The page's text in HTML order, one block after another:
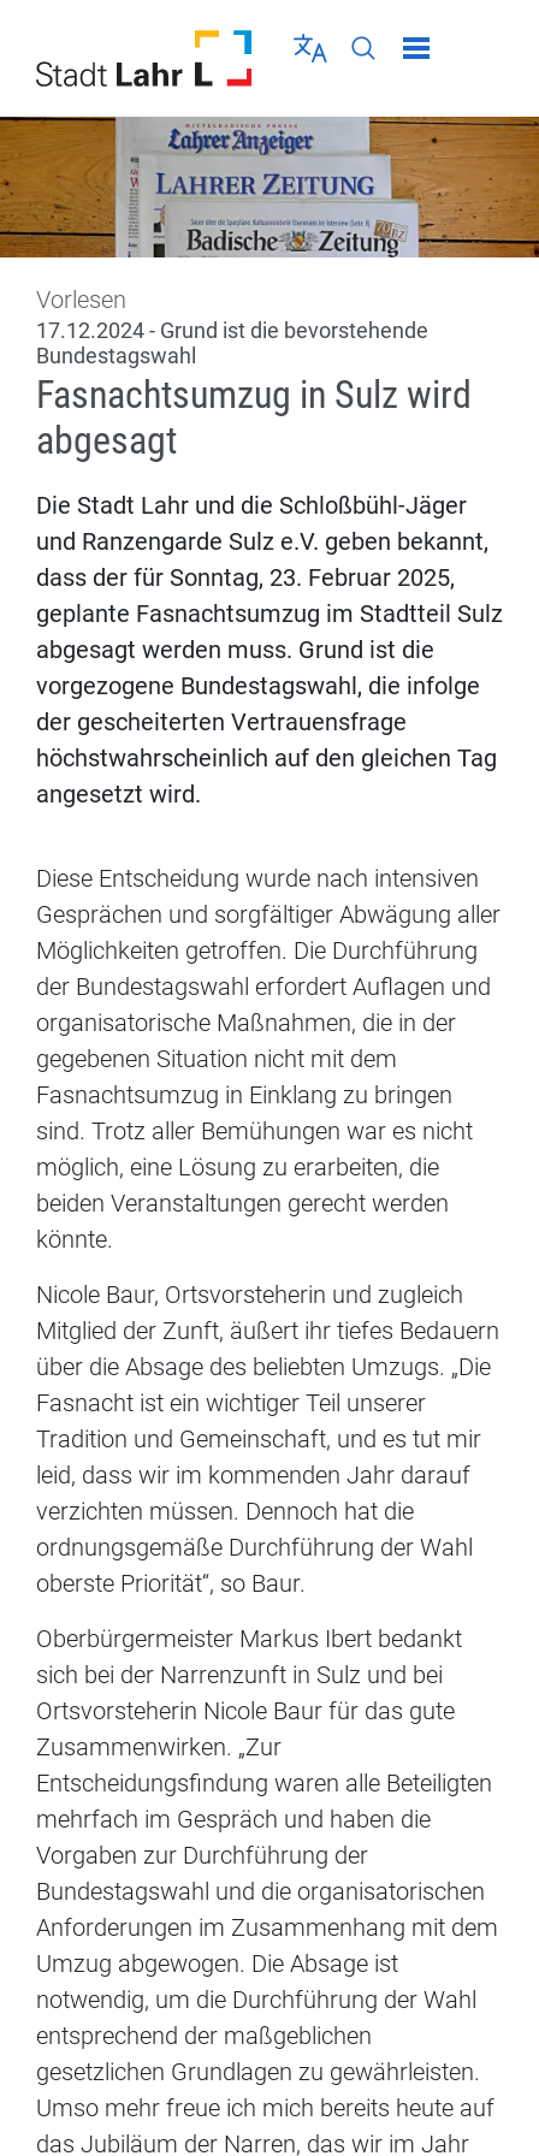
Sprache wählen
Seiten-Suche
Menü schließen
Vorlesen
17.12.2024 - Grund ist die bevorstehende
Bundestagswahl
Fasnachtsumzug in Sulz wird
abgesagt
Die Stadt Lahr und die Schloßbühl-Jäger
und Ranzengarde Sulz e.V. geben bekannt,
dass der für Sonntag, 23. Februar 2025,
geplante Fasnachtsumzug im Stadtteil Sulz
abgesagt werden muss. Grund ist die
vorgezogene Bundestagswahl, die infolge
der gescheiterten Vertrauensfrage
höchstwahrscheinlich auf den gleichen Tag
angesetzt wird.
Diese Entscheidung wurde nach intensiven
Gesprächen und sorgfältiger Abwägung aller
Möglichkeiten getroffen. Die Durchführung
der Bundestagswahl erfordert Auflagen und
organisatorische Maßnahmen, die in der
gegebenen Situation nicht mit dem
Fasnachtsumzug in Einklang zu bringen
sind. Trotz aller Bemühungen war es nicht
möglich, eine Lösung zu erarbeiten, die
beiden Veranstaltungen gerecht werden
könnte.
Nicole Baur, Ortsvorsteherin und zugleich
Mitglied der Zunft, äußert ihr tiefes Bedauern
über die Absage des beliebten Umzugs. „Die
Fasnacht ist ein wichtiger Teil unserer
Tradition und Gemeinschaft, und es tut mir
leid, dass wir im kommenden Jahr darauf
verzichten müssen. Dennoch hat die
ordnungsgemäße Durchführung der Wahl
oberste Priorität“, so Baur.
Oberbürgermeister Markus Ibert bedankt
sich bei der Narrenzunft in Sulz und bei
Ortsvorsteherin Nicole Baur für das gute
Zusammenwirken. „Zur
Entscheidungsfindung waren alle Beteiligten
mehrfach im Gespräch und haben die
Vorgaben zur Durchführung der
Bundestagswahl und die organisatorischen
Anforderungen im Zusammenhang mit dem
Umzug abgewogen. Die Absage ist
notwendig, um die Durchführung der Wahl
entsprechend der maßgeblichen
gesetzlichen Grundlagen zu gewährleisten.
Umso mehr freue ich mich bereits heute auf
das Jubiläum der Narren, das wir im Jahr